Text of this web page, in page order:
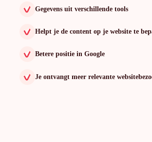
Gegevens uit verschillende tools
Helpt je de content op je website te
Betere positie in Google
Je ontvangt meer relevante